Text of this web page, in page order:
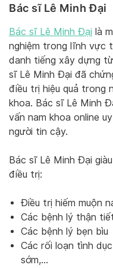
Bác sĩ Lê Minh Đại
Bác sĩ Lê Minh Đại là
nghiệm trong lĩnh vực
danh tiếng xây dựng
sĩ Lê Minh Đại đã
điều trị hiệu quả trong
khoa. Bác sĩ Lê Minh
vấn nam khoa online
người tin cậy.
Bác sĩ Lê Minh Đại
điều trị:
Điều trị hiếm muộn
Các bệnh lý thận
Các bệnh lý bẹn bìu
Các rối loạn tình
sớm,…